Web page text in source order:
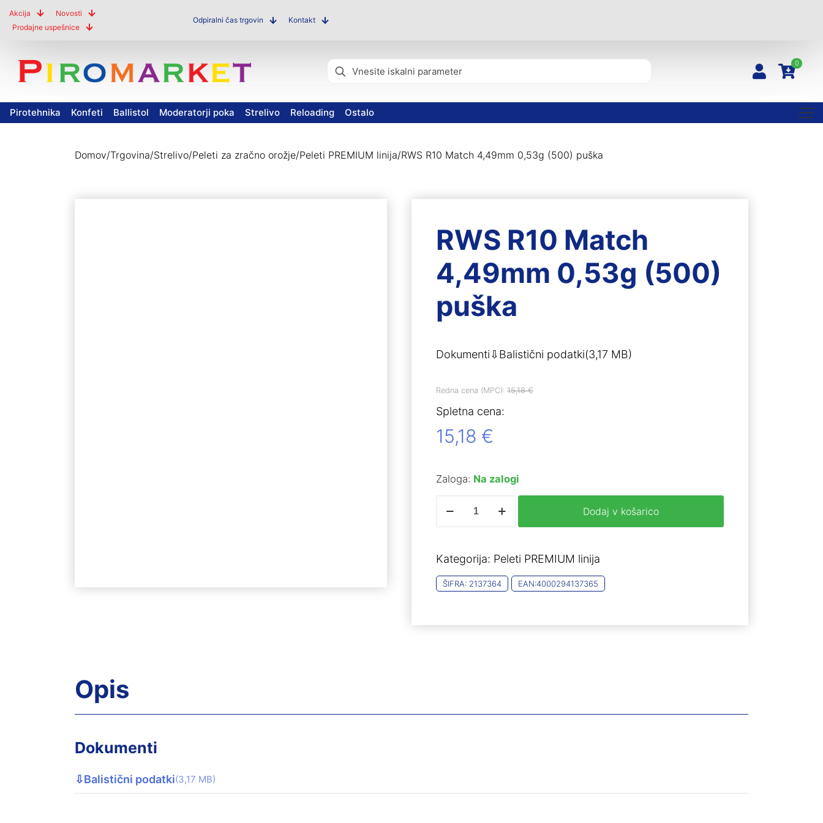
Akcija
Novosti
Prodajne uspešnice
Odpiralni čas trgovin Kontakt
0
Pirotehnika Konfeti Ballistol Moderatorji poka Strelivo Reloading Ostalo
Domov/Trgovina/Strelivo/Peleti za zračno orožje/Peleti PREMIUM linija/RWS R10 Match 4,49mm 0,53g (500) puška
RWS R10 Match
4,49mm 0,53g (500)
puška
Dokumenti⇩Balistični podatki(3,17 MB)
Redna cena (MPC): 15,18€
Spletna cena:
15,18 €
Zaloga: Na zalogi
0,53g
(500)
puška
Dodaj v košarico
Kategorija: Peleti PREMIUM linija
ŠIFRA: 2137364 EAN:4000294137365
Opis
Dokumenti
⇩Balistični podatki(3,17 MB)